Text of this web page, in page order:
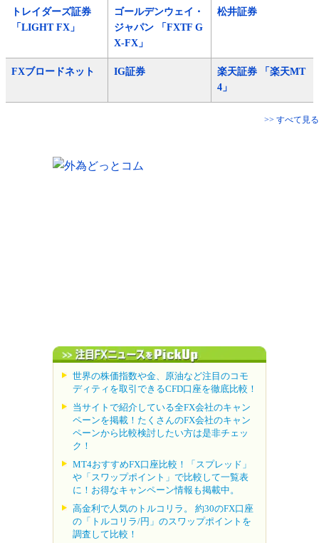
トレイダーズ証券
「LIGHT FX」
ゴールデンウェイ・
ジャパン 「FXTF G
X-FX」
松井証券
FXブロードネット IG証券
楽天証券 「楽天MT
4」
>> すべて見る
世界の株価指数や金、原油など注目のコモ
ディティを取引できるCFD口座を徹底比較！
当サイトで紹介している全FX会社のキャン
ペーンを掲載！たくさんのFX会社のキャン
ペーンから比較検討したい方は是非チェッ
ク！
MT4おすすめFX口座比較！「スプレッド」
や「スワップポイント」で比較して一覧表
に！お得なキャンペーン情報も掲載中。
高金利で人気のトルコリラ。 約30のFX口座
の「トルコリラ/円」のスワップポイントを
調査して比較！